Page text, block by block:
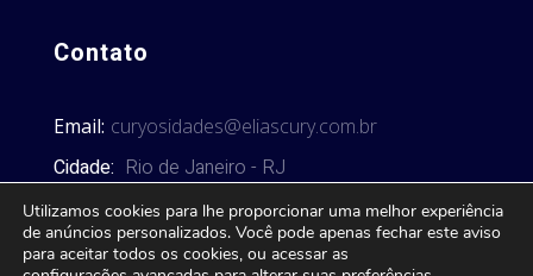
Contato
Email: curyosidades@eliascury.com.br
Cidade: Rio de Janeiro - RJ
Utilizamos cookies para lhe proporcionar uma melhor experiência
de anúncios personalizados. Você pode apenas fechar este aviso
para aceitar todos os cookies, ou acessar as